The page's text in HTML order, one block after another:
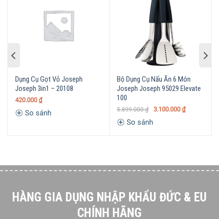
Chức Năng Đa Dạng
lấy hạt quả bơ và nạo thịt dễ dàng.
Dụng Cụ Gọt Vỏ Joseph
Joseph 3in1 – 20108
420.000 ₫
So sánh
Bộ Dụng Cụ Nấu Ăn 6 Món
Joseph Joseph 95029 Elevate
100
5.899.000₫ 3.100.000₫
So sánh
HÀNG GIA DỤNG NHẬP KHẨU ĐỨC & EU
CHÍNH HÃNG